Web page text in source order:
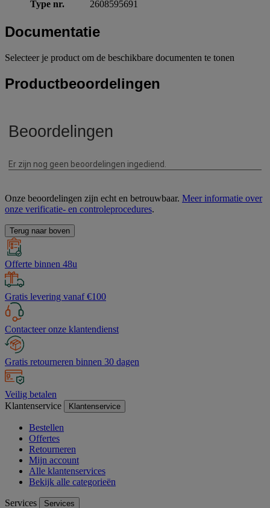
Type nr.
2608595691
Documentatie
Selecteer je product om de beschikbare documenten te tonen
Productbeoordelingen
Onze beoordelingen zijn echt en betrouwbaar. Meer informatie over
onze verificatie- en controleprocedures.
Terug naar boven
Offerte binnen 48u
Gratis levering vanaf €100
Contacteer onze klantendienst
Gratis retourneren binnen 30 dagen
Veilig betalen
Klantenservice
Klantenservice
Bestellen
Offertes
Retourneren
Mijn account
Alle klantenservices
Bekijk alle categorieën
Services Services